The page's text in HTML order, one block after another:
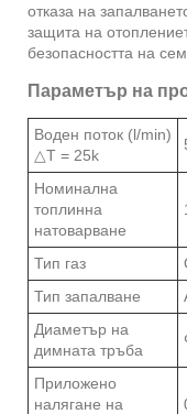
отказа на
защита на
безопасността на
Параметър на
Воден поток (l/min)
△T = 25k
Номинална
топлинна
натоварване
Тип газ
Тип запалване
Диаметър на
димната тръба
Приложено
налягане на